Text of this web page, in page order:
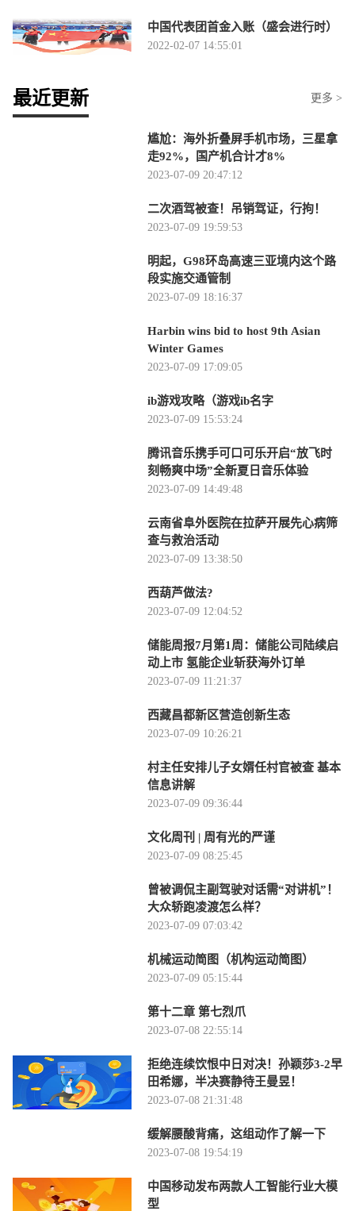
中国代表团首金入账（盛会进行时）
2022-02-07 14:55:01
最近更新 更多 >
尴尬：海外折叠屏手机市场，三星拿
走92%，国产机合计才8%
2023-07-09 20:47:12
二次酒驾被查！吊销驾证，行拘！
2023-07-09 19:59:53
明起，G98环岛高速三亚境内这个路
段实施交通管制
2023-07-09 18:16:37
Harbin wins bid to host 9th Asian
Winter Games
2023-07-09 17:09:05
ib游戏攻略（游戏ib名字
2023-07-09 15:53:24
腾讯音乐携手可口可乐开启“放飞时
刻畅爽中场”全新夏日音乐体验
2023-07-09 14:49:48
云南省阜外医院在拉萨开展先心病筛
查与救治活动
2023-07-09 13:38:50
西葫芦做法?
2023-07-09 12:04:52
储能周报7月第1周：储能公司陆续启
动上市 氢能企业斩获海外订单
2023-07-09 11:21:37
西藏昌都新区营造创新生态
2023-07-09 10:26:21
村主任安排儿子女婿任村官被查 基本
信息讲解
2023-07-09 09:36:44
文化周刊 | 周有光的严谨
2023-07-09 08:25:45
曾被调侃主副驾驶对话需“对讲机”！
大众轿跑凌渡怎么样？
2023-07-09 07:03:42
机械运动简图（机构运动简图）
2023-07-09 05:15:44
第十二章 第七烈爪
2023-07-08 22:55:14
拒绝连续饮恨中日对决！孙颖莎3-2早
田希娜，半决赛静待王曼昱！
2023-07-08 21:31:48
缓解腰酸背痛，这组动作了解一下
2023-07-08 19:54:19
中国移动发布两款人工智能行业大模
型